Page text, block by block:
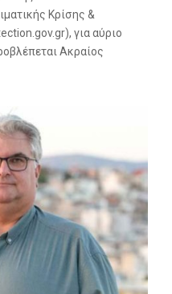
Κρίσης &
για αύριο
Ακραίος